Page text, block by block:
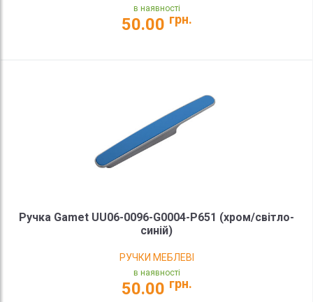
в наявності
50.00 грн.
Ручка Gamet UU06-0096-G0004-P651 (хром/світло-
синій)
РУЧКИ МЕБЛЕВІ
в наявності
50.00 грн.